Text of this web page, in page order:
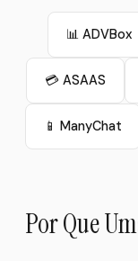
📊 ADVBox
💳 ASAAS
📱 ManyChat
Por Que